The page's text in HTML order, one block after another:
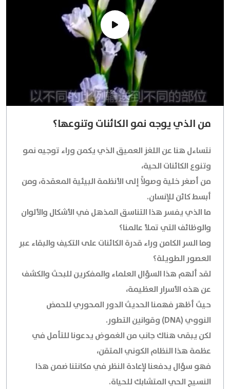
​من الذي يوجه نمو الكائنات وتنوعها؟​
نتساءل هنا عن اللغز العميق الذي يكمن وراء توجيه نمو
وتنوع الكائنات الحية،
من أصغر خلية وصولاً إلى الأنظمة البيئية المعقدة، ومن
أبسط كائن للإنسان.
ما الذي يفسر هذا التناسق المذهل في الأشكال والألوان
والوظائف التي تملأ عالمنا؟
وما السر الكامن وراء قدرة الكائنات على التكيف والبقاء عبر
العصور الطويلة؟
لقد ألهم هذا السؤال العلماء والمفكرين للبحث والكشف
عن هذه الأسرار العظيمة،
حيث أظهر فهمنا الحديث الدور المحوري للحمض
النووي (DNA) وقوانين التطور.
لكن يبقى هناك جانب من الغموض يدعونا للتأمل في
عظمة هذا النظام الكوني المتقن،
فهو سؤال يدفعنا لإعادة النظر في مكانتنا ضمن هذا
النسيج الحي المتشابك للحياة.